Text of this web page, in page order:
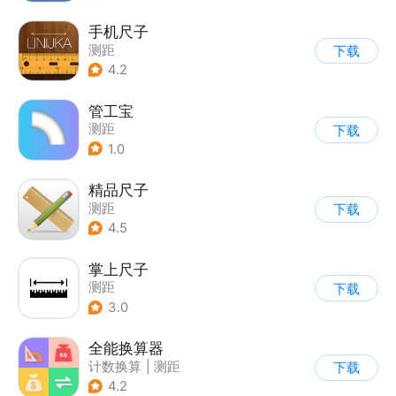
手机尺子
测距
4.2
下载
管工宝
测距
1.0
下载
精品尺子
测距
4.5
下载
掌上尺子
测距
3.0
下载
全能换算器
计数换算
测距
| 其他测量工具
4.2
下载